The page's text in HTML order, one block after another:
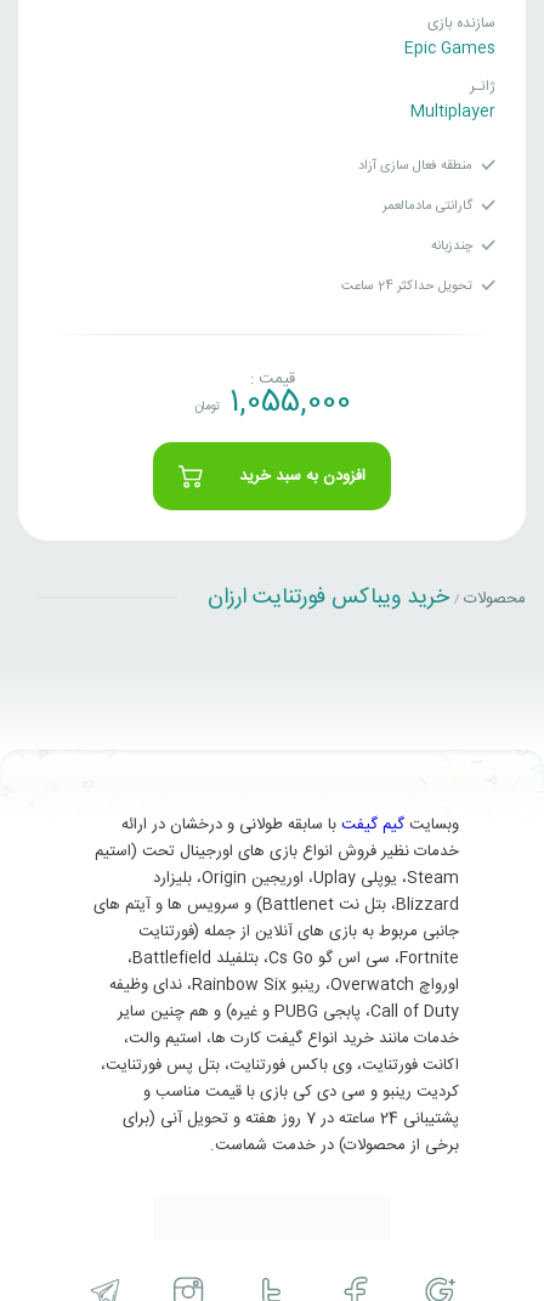
سازنده بازی
Epic Games
ژانـر
Multiplayer
منطقه فعال سازی آزاد
گارانتی مادمالعمر
چندزبانه
تحویل حداکثر 24 ساعت
قیمت :
1,055,000 تومان
افزودن به سبد خرید
محصولات / خرید ویباکس فورتنایت ارزان
وبسایت گیم گیفتبا سابقه طولانی و درخشان در ارائه
خدمات نظیر فروش انواع بازی های اورجینال تحت (استیم
Steam، یوپلی Uplay، اوریجین Origin، بلیزارد
Blizzard، بتل نت Battlenet) و سرویس ها و آیتم های
جانبی مربوط به بازی های آنلاین از جمله (فورتنایت
Fortnite، سی اس گو Cs Go، بتلفیلد Battlefield،
اورواچ Overwatch، رینبو Rainbow Six، ندای وظیفه
Call of Duty، پابجی PUBG و غیره) و هم چنین سایر
خدمات مانند خرید انواع گیفت کارت ها، استیم والت،
اکانت فورتنایت، وی باکس فورتنایت، بتل پس فورتنایت،
کردیت رینبو و سی دی کی بازی با قیمت مناسب و
پشتیبانی 24 ساعته در 7 روز هفته و تحویل آنی (برای
برخی از محصولات) در خدمت شماست.